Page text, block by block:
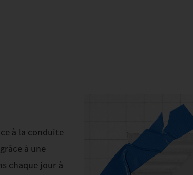
à la conduite
à une
chaque jour à